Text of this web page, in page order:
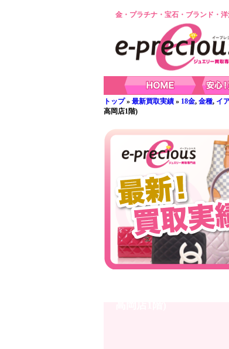
金・プラチナ・宝石・ブランド・
トップ» 最新買取実績 » 18金, 金種, イ
高岡店1階)